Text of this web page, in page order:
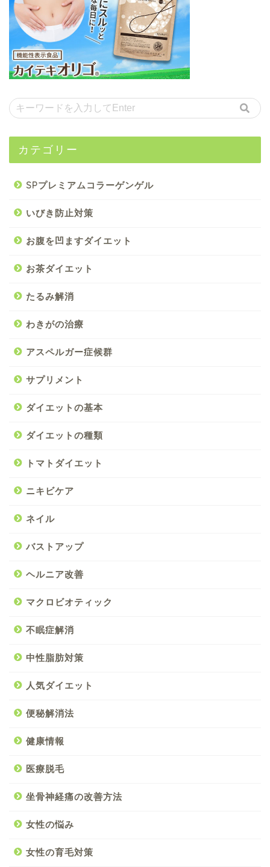
カテゴリー
SPプレミアムコラーゲンゲル
いびき防止対策
お腹を凹ますダイエット
お茶ダイエット
たるみ解消
わきがの治療
アスペルガー症候群
サプリメント
ダイエットの基本
ダイエットの種類
トマトダイエット
ニキビケア
ネイル
バストアップ
ヘルニア改善
マクロビオティック
不眠症解消
中性脂肪対策
人気ダイエット
便秘解消法
健康情報
医療脱毛
坐骨神経痛の改善方法
女性の悩み
女性の育毛対策